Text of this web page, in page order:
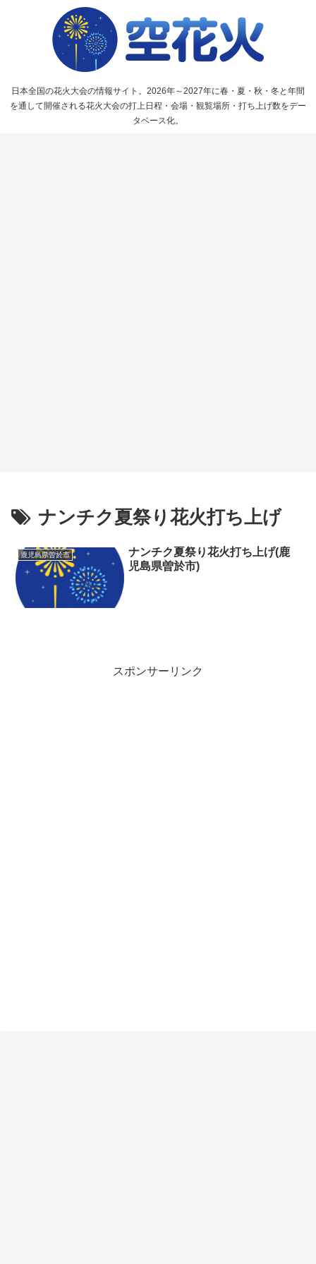
日本全国の花火大会の情報サイト。2026年～2027年に春・夏・秋・冬と年間
を通して開催される花火大会の打上日程・会場・観覧場所・打ち上げ数をデー
タベース化。
ナンチク夏祭り花火打ち上げ
鹿児島県曽於市
ナンチク夏祭り花火打ち上げ(鹿
児島県曽於市)
スポンサーリンク